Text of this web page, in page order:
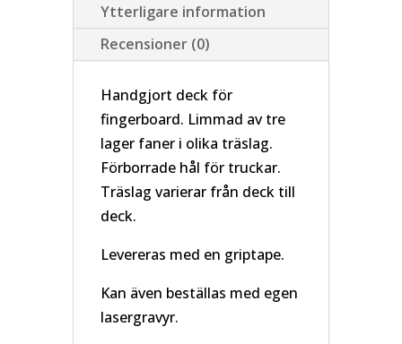
Ytterligare information
Recensioner (0)
Handgjort deck för
fingerboard. Limmad av tre
lager faner i olika träslag.
Förborrade hål för truckar.
Träslag varierar från deck till
deck.
Levereras med en griptape.
Kan även beställas med egen
lasergravyr.